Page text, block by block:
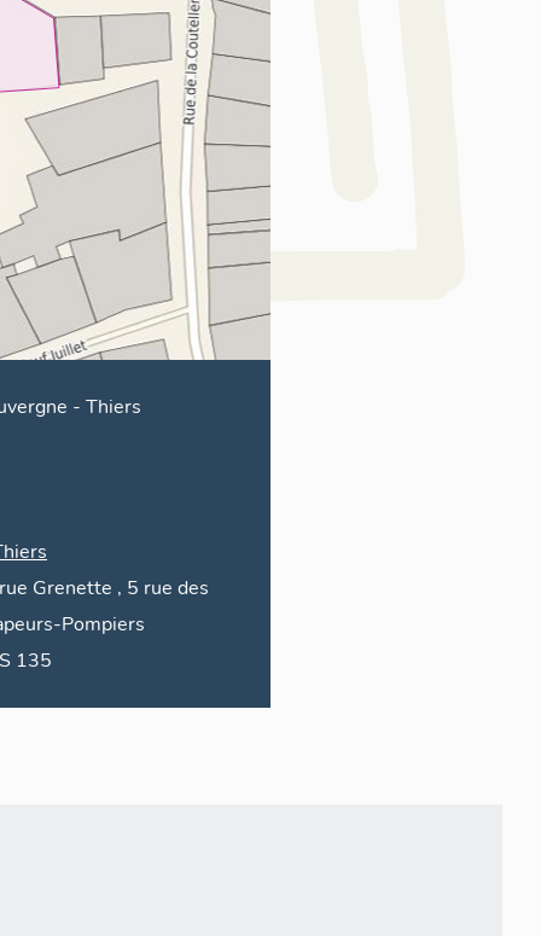
-Thiers
rue Grenette , 5 rue des
Pompiers
AS 135